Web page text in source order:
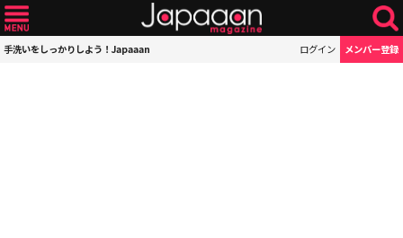
手洗いをしっかりしよう！Japaaan ログイン メンバー登録